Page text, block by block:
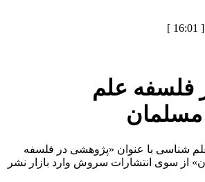
فلسفه علم
مسلمان
شناسی با عنوان «پژوهشی در فلسفه
از سوی انتشارات سروش وارد بازار نشر